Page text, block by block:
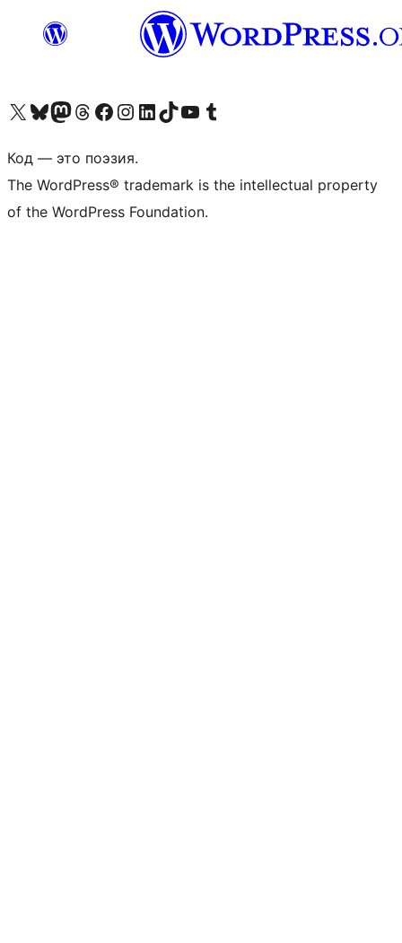
Посетите нас в X (ранее Twitter)
Посетите нашу учётную запись в Bluesky
Посетите нашу ленту в Mastodon
Посетите нашу учётную запись в Threads
Посетите нашу страницу на Facebook
Посетите наш Instagram
Посетите нашу страницу в LinkedIn
Посетите нашу учётную запись в TikTok
Посетите наш канал YouTube
Посетите нашу учётную запись в Tumblr
Код — это поэзия.
The WordPress® trademark is the intellectual property
of the WordPress Foundation.